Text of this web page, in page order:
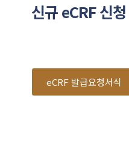
신규 eCRF 신
eCRF 발급요청서식